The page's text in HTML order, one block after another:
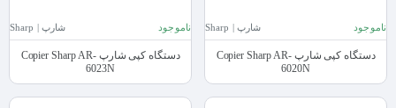
ناموجود شارپ | Sharp
دستگاه کپی شارپ Copier Sharp AR-
6020N
ناموجود شارپ | Sharp
دستگاه کپی شارپ Copier Sharp AR-
6023N